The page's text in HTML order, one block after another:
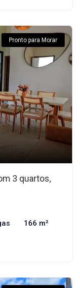
Pronto para Morar
3 quartos,
166 m²